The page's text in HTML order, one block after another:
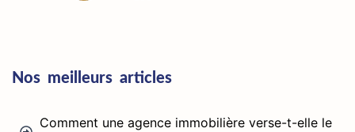
Nos meilleurs articles
Comment une agence immobilière verse-t-elle le